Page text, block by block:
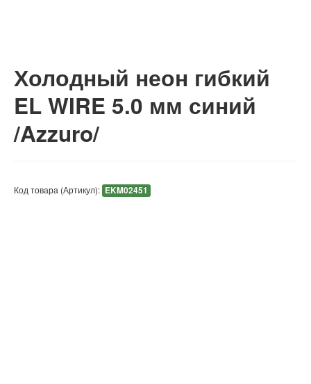
Холодный неон гибкий
EL WIRE 5.0 мм синий
/Azzuro/
Код товара (Артикул): EKM02451